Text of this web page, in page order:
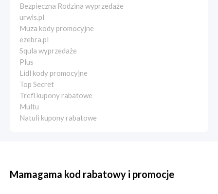
Bezpieczna Rodzina wyprzedaże
urwis.pl
Muza kody promocyjne
ezebra.pl
Squla wyprzedaże
Plus
Lidl kody promocyjne
Top Secret
Trefl kupony rabatowe
Multu
Natuli kupony rabatowe
Mamagama kod rabatowy i promocje